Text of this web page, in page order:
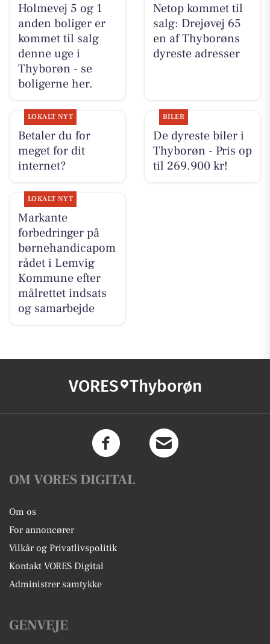
Holmevej 5 og 1
anden boliger er
kommet til salg
denne uge i
Thyborøn - se
boligerne her.
Netop kommet til
salg: Drejøvej 65
en af Thyborøns
dyreste adresser
LOKALT NYT
Betaler du for
meget for dit
internet?
BILER
De dyreste biler i
Thyborøn - Pris op
til 269.900 kr!
LOKALT NYT
Markante
forbedringer på
børnehandicapom
rådet i Lemvig
Kommune efter
målrettet indsats
og samarbejde
VORES Thyborøn
OM VORES DIGITAL
Om os
For annoncører
Vilkår og Privatlivspolitik
Kontakt VORES Digital
Administrer samtykke
GENVEJE